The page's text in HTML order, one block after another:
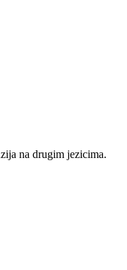
na drugim jezicima.